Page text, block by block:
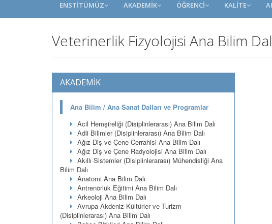
ENSTİTÜMÜZ AKADEMİK ÖĞRENCİ KALİTE
Veterinerlik Fizyolojisi Ana Bilim
AKADEMİK
Ana Bilim / Ana Sanat Dalları ve Programlar
Acil Hemşireliği (Disiplinlerarası) Ana Bilim Dalı
Adli Bilimler (Disiplinlerarası) Ana Bilim Dalı
Ağız Diş ve Çene Cerrahisi Ana Bilim Dalı
Ağız Diş ve Çene Radyolojisi Ana Bilim Dalı
Akıllı Sistemler (Disiplinlerarası) Mühendisliği Ana
Bilim Dalı
Anatomi Ana Bilim Dalı
Antrenörlük Eğitimi Ana Bilim Dalı
Arkeoloji Ana Bilim Dalı
Avrupa-Akdeniz Kültürler ve Turizm
(Disiplinlerarası) Ana Bilim Dalı